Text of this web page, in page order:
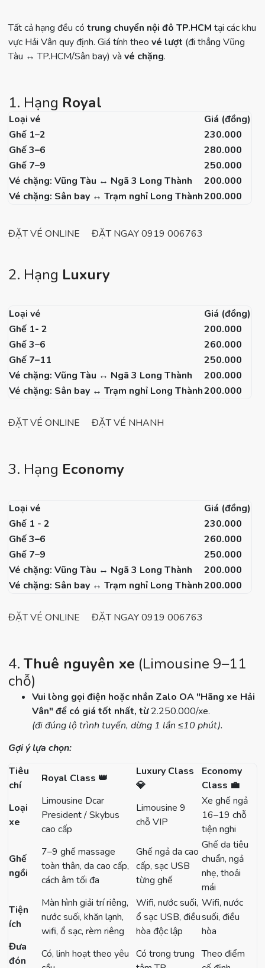
Tất cả hạng đều có trung chuyển nội đô TP.HCM tại các khu
vực Hải Vân quy định. Giá tính theo vé lượt (đi thẳng Vũng
Tàu ↔ TP.HCM/Sân bay) và vé chặng.
1. Hạng Royal
Loại vé
Giá (đồng)
Ghế 1–2
230.000
Ghế 3–6
280.000
Ghế 7–9
250.000
Vé chặng: Vũng Tàu ↔ Ngã 3 Long Thành
200.000
Vé chặng: Sân bay ↔ Trạm nghỉ Long Thành200.000
ĐẶT VÉ ONLINE ĐẶT NGAY 0919 006763
2. Hạng Luxury
Loại vé
Giá (đồng)
Ghế 1- 2
200.000
Ghế 3–6
260.000
Ghế 7–11
250.000
Vé chặng: Vũng Tàu ↔ Ngã 3 Long Thành
200.000
Vé chặng: Sân bay ↔ Trạm nghỉ Long Thành200.000
ĐẶT VÉ ONLINE ĐẶT VÉ NHANH
3. Hạng Economy
Loại vé
Giá (đồng)
Ghế 1 - 2
230.000
Ghế 3–6
260.000
Ghế 7–9
250.000
Vé chặng: Vũng Tàu ↔ Ngã 3 Long Thành
200.000
Vé chặng: Sân bay ↔ Trạm nghỉ Long Thành200.000
ĐẶT VÉ ONLINE ĐẶT NGAY 0919 006763
4. Thuê nguyên xe (Limousine 9–11
chỗ)
Vui lòng gọi điện hoặc nhắn Zalo OA "Hãng xe Hải
Vân" để có giá tốt nhất, từ2.250.000/xe.
(đi đúng lộ trình tuyến, dừng 1 lần ≤10 phút).
Gợi ý lựa chọn:
Tiêu
chí
Royal Class 👑
Luxury Class
💎
Economy
Class 💼
Loại
xe
Limousine Dcar
President / Skybus
cao cấp
Limousine 9
chỗ VIP
Xe ghế ngả
16–19 chỗ
tiện nghi
Ghế
ngồi
7–9 ghế massage
toàn thân, da cao cấp,
cách âm tối đa
Ghế ngả da cao
cấp, sạc USB
từng ghế
Ghế da tiêu
chuẩn, ngả
nhẹ, thoải
mái
Tiện
ích
Màn hình giải trí riêng,
nước suối, khăn lạnh,
wifi, ổ sạc, rèm riêng
Wifi, nước suối,
ổ sạc USB, điều
hòa độc lập
Wifi, nước
suối, điều
hòa
Đưa
đón
Có, linh hoạt theo yêu Có trong trung Theo điểm